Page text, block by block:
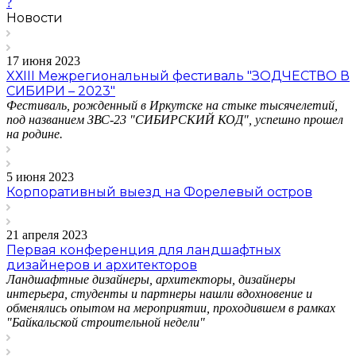
?
Новости
17 июня 2023
XХIII Межрегиональный фестиваль "ЗОДЧЕСТВО В
СИБИРИ – 2023"
Фестиваль, рожденный в Иркутске на стыке тысячелетий,
под названием ЗВС-23 "СИБИРСКИЙ КОД", успешно прошел
на родине.
5 июня 2023
Корпоративный выезд на Форелевый остров
21 апреля 2023
Первая конференция для ландшафтных
дизайнеров и архитекторов
Ландшафтные дизайнеры, архитекторы, дизайнеры
интерьера, студенты и партнеры нашли вдохновение и
обменялись опытом на мероприятии, проходившем в рамках
"Байкальской строительной недели"